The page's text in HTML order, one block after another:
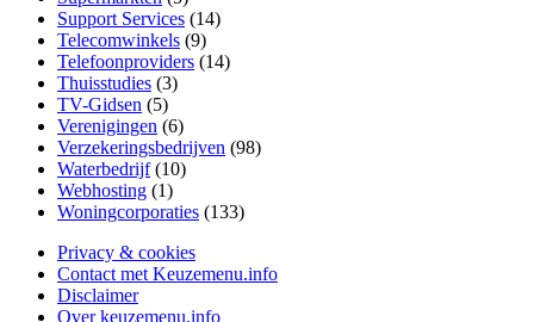
Support Services (14)
Telecomwinkels (9)
Telefoonproviders (14)
Thuisstudies (3)
TV-Gidsen (5)
Verenigingen (6)
Verzekeringsbedrijven (98)
Waterbedrijf(10)
Webhosting (1)
Woningcorporaties (133)
Privacy & cookies
Contact met Keuzemenu.info
Disclaimer
Over keuzemenu.info